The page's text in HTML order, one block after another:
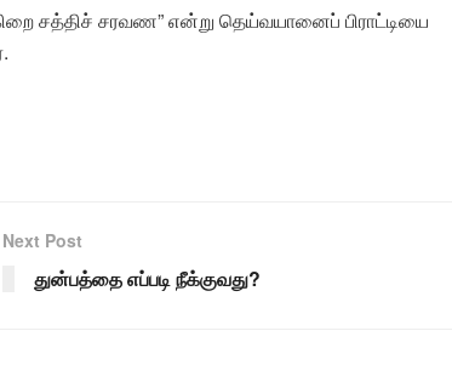
சத்திச் சரவண” என்று தெய்வயானைப் பிராட்டியை
Next Post
துன்பத்தை எப்படி நீக்குவது?